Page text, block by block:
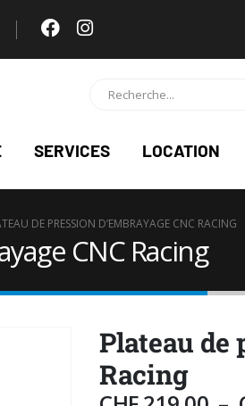
SERVICES LOCATION
DE PRESSION D’EMBRAYAGE CNC RACING
CNC Racing
Plateau de
Racing